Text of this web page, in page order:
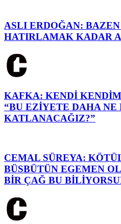
ASLI ERDOĞAN:
HATIRLAMAK KADAR
KAFKA: KENDİ
“BU EZİYETE DAHA NE
KATLANACAĞIZ?”
CEMAL SÜREYA:
BÜSBÜTÜN EGEMEN
BİR ÇAĞ BU